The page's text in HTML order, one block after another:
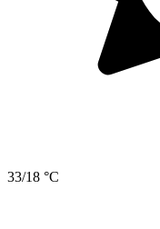
33/18 °C